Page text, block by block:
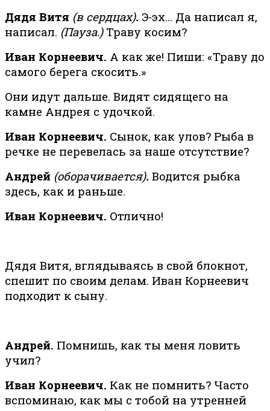
Дядя Витя (в сердцах). Э-эх… Да написал я,
написал. (Пауза.) Траву косим?
Иван Корнеевич. А как же! Пиши: «Траву до
самого берега скосить.»
Они идут дальше. Видят сидящего на
камне Андрея с удочкой.
Иван Корнеевич. Сынок, как улов? Рыба в
речке не перевелась за наше отсутствие?
Андрей (оборачивается). Водится рыбка
здесь, как и раньше.
Иван Корнеевич. Отлично!
Дядя Витя, вглядываясь в свой блокнот,
спешит по своим делам. Иван Корнеевич
подходит к сыну.
Андрей. Помнишь, как ты меня ловить
учил?
Иван Корнеевич. Как не помнить? Часто
вспоминаю, как мы с тобой на утренней